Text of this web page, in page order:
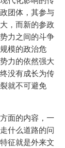
团体，其参与
，而新的参政
力之间的斗争
模的政治危
力的依然强大
没有成长为传
就不可避免
面的内容，一
什么道路的问
征就是外来文